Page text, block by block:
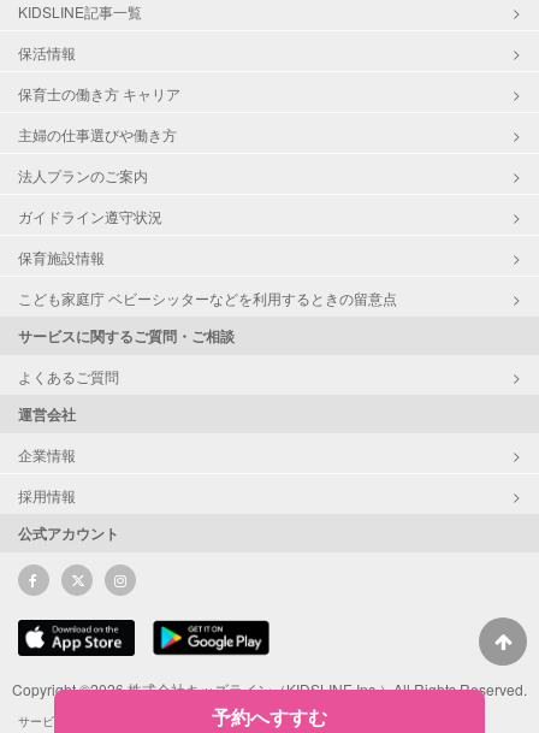
予約へすすむ
KIDSLINE記事一覧
保活情報
保育士の働き方 キャリア
主婦の仕事選びや働き方
法人プランのご案内
ガイドライン遵守状況
保育施設情報
こども家庭庁 ベビーシッターなどを利用するときの留意点
サービスに関するご質問・ご相談
よくあるご質問
運営会社
企業情報
採用情報
公式アカウント
Copyright ©2026 株式会社キッズライン（KIDSLINE Inc.）All Rights Reserved.
サービス利用規約 サポーターによるSNS投稿ガイドライン